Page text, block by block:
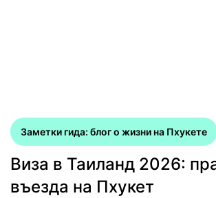
Заметки гида: блог о жизни на Пхукете
Виза в Таиланд 2026:
въезда на Пхукет